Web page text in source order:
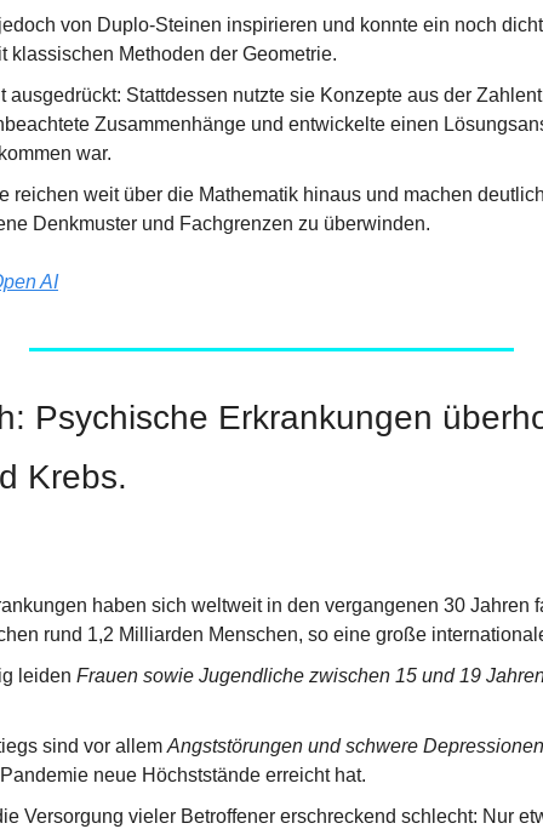
von Duplo-Steinen inspirieren und konnte ein noch
klassischen Methoden der Geometrie.
ausgedrückt: Stattdessen nutzte sie Konzepte aus der
Zusammenhänge und entwickelte einen
war.
reichen weit über die Mathematik hinaus und machen
Denkmuster und Fachgrenzen zu überwinden.
AI
Psychische Erkrankungen
Krebs.
haben sich weltweit in den vergangenen 30 Jahren
rund 1,2 Milliarden Menschen, so eine große
leiden Frauen sowie Jugendliche zwischen 15 und 19
sind vor allem Angststörungen und schwere Depressionen
neue Höchststände erreicht hat.
Versorgung vieler Betroffener erschreckend schlecht: Nur